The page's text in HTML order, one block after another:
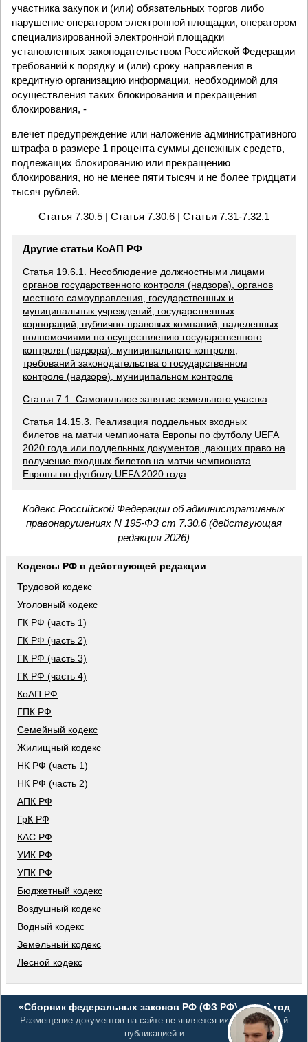
участника закупок и (или) обязательных торгов либо
нарушение оператором электронной площадки, оператором
специализированной электронной площадки
установленных законодательством Российской Федерации
требований к порядку и (или) сроку направления в
кредитную организацию информации, необходимой для
осуществления таких блокирования и прекращения
блокирования, -
влечет предупреждение или наложение административного
штрафа в размере 1 процента суммы денежных средств,
подлежащих блокированию или прекращению
блокирования, но не менее пяти тысяч и не более тридцати
тысяч рублей.
Статья 7.30.5| Статья 7.30.6 | Статьи 7.31-7.32.1
Другие статьи КоАП РФ
Статья 19.6.1. Несоблюдение должностными лицами
органов государственного контроля (надзора), органов
местного самоуправления, государственных и
муниципальных учреждений, государственных
корпораций, публично-правовых компаний, наделенных
полномочиями по осуществлению государственного
контроля (надзора), муниципального контроля,
требований законодательства о государственном
контроле (надзоре), муниципальном контроле
Статья 7.1. Самовольное занятие земельного участка
Статья 14.15.3. Реализация поддельных входных
билетов на матчи чемпионата Европы по футболу UEFA
2020 года или поддельных документов, дающих право на
получение входных билетов на матчи чемпионата
Европы по футболу UEFA 2020 года
Кодекс Российской Федерации об административных
правонарушениях N 195-ФЗ ст 7.30.6 (действующая
редакция 2026)
Кодексы РФ в действующей редакции
Трудовой кодекс
Уголовный кодекс
ГК РФ (часть 1)
ГК РФ (часть 2)
ГК РФ (часть 3)
ГК РФ (часть 4)
КоАП РФ
ГПК РФ
Семейный кодекс
Жилищный кодекс
НК РФ (часть 1)
НК РФ (часть 2)
АПК РФ
ГрК РФ
КАС РФ
УИК РФ
УПК РФ
Бюджетный кодекс
Воздушный кодекс
Водный кодекс
Земельный кодекс
Лесной кодекс
«Сборник федеральных законов РФ (ФЗ РФ)», 2026 год
Размещение документов на сайте не является их официальной
публикацией и